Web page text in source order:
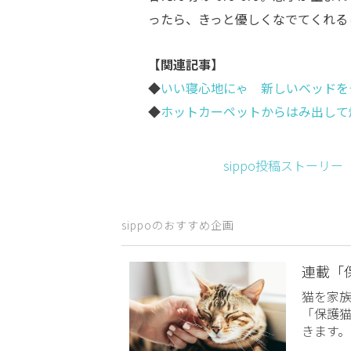
ったら、きっと優しくなでてくれ
【関連記事】
◆いい寝心地にゃ 新しいベッドを
◆ホットカーペットからはみ出し
sippo投稿ストーリー
sippoのおすすめ企画
連載「
猫を家
「保護
きます。